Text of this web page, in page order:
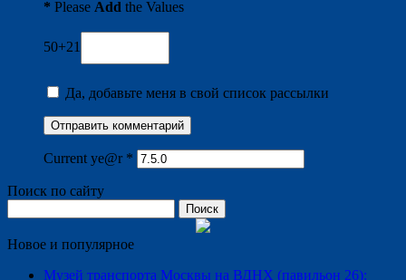
* Please Add the Values
50+21
Да, добавьте меня в свой список рассылки
Current ye@r *
Поиск по сайту
Новое и популярное
Музей транспорта Москвы на ВДНХ (павильон 26):